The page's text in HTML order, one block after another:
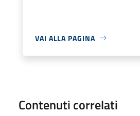
VAI ALLA PAGINA
Contenuti correlati